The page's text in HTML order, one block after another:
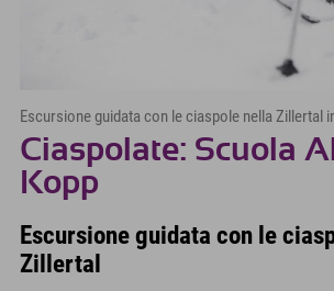
Escursione guidata con le ciaspole nella Zillertal
Ciaspolate: Scuola
Kopp
Escursione guidata con le
Zillertal